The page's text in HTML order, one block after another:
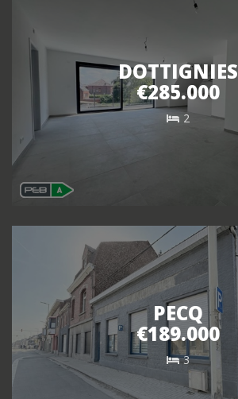
DOTTIGNIES
€285.000
2
PECQ
€189.000
3